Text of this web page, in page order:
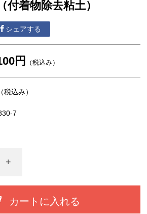
着物除去粘土）
シェアする
円 （税込み）
（税込み）
7
+
カートに入れる